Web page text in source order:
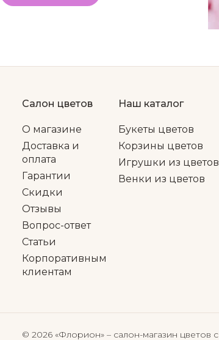
Салон цветов
О магазине
Доставка и
оплата
Гарантии
Скидки
Отзывы
Вопрос-ответ
Статьи
Корпоративным
клиентам
Наш каталог
Букеты цветов
Корзины цветов
Игрушки из цветов
Венки из цветов
© 2026 «Флорион» – салон-магазин цветов с